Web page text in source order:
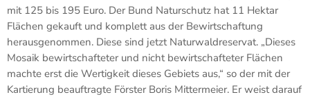
mit 125 bis 195 Euro. Der Bund Naturschutz hat 11 Hektar
Flächen gekauft und komplett aus der Bewirtschaftung
herausgenommen. Diese sind jetzt Naturwaldreservat. „Dieses
Mosaik bewirtschafteter und nicht bewirtschafteter Flächen
machte erst die Wertigkeit dieses Gebiets aus,“ so der mit der
Kartierung beauftragte Förster Boris Mittermeier. Er weist darauf